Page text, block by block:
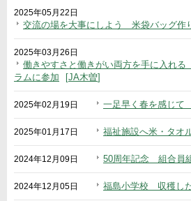
2025年05月22日
交流の場を大事にしよう 米袋バッグ作
2025年03月26日
働きやすさと働きがい両方を手に入れ
ラムに参加
JA木曽
2025年02月19日 一足早く春を感じ
2025年01月17日 福祉施設へ米・タオ
2024年12月09日 50周年記念 組合員
2024年12月05日 福島小学校 収穫し